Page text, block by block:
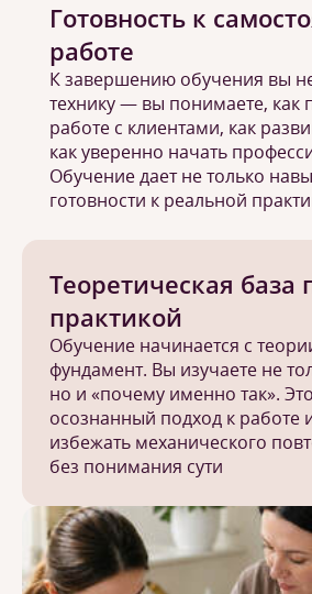
Теоретическая база
практикой
Обучение начинается с
фундамент. Вы изучаете не
но и «почему именно так».
осознанный подход к работе
избежать механического
без понимания сути
Готовность к
работе
К завершению обучения вы
технику — вы понимаете, как
работе с клиентами, как
как уверенно начать
Обучение дает не только
готовности к реальной